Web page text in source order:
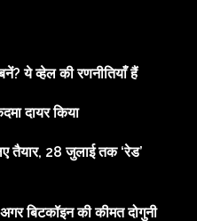
ये व्हेल की रणनीतियाँ हैं
दायर किया
तैयार, 28 जुलाई तक ‘रेड’
बिटकॉइन की कीमत दोगुनी